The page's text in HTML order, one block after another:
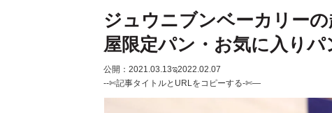
ジュウニブンベーカリー
屋限定パン・お気に入りパ
公開：2021.03.13ಇ2022.02.07
--✄記事タイトルとURLをコピーする-✄—